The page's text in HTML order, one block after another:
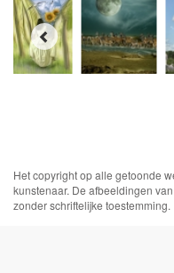
Het copyright op alle getoonde
kunstenaar. De afbeeldingen
zonder schriftelijke toestemming.